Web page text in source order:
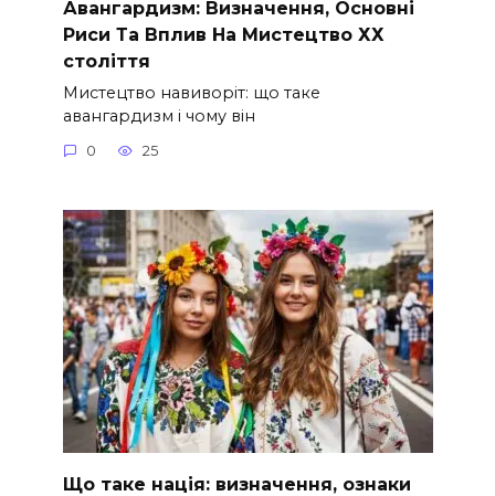
Авангардизм: Визначення, Основні
Риси Та Вплив На Мистецтво ХХ
століття
Мистецтво навиворіт: що таке
авангардизм і чому він
0 25
Що таке нація: визначення, ознаки